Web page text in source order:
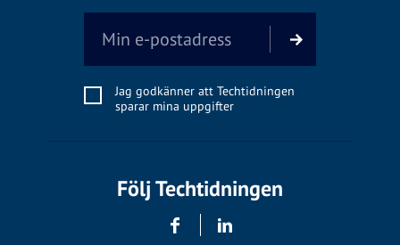
Jag godkänner att Techtidningen
sparar mina uppgifter
Följ Techtidningen